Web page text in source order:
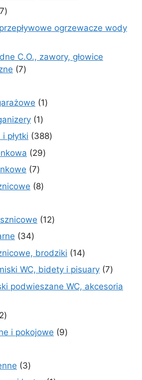
17
produktów
ogrzewacze wody
C.O., zawory, głowice
77
11
11
produkt
płytki 388388
2929
77
produktów
88
1212
3434
produkty
brodziki 1414
produktów
WC, bidety i pisuary 77
podwieszane WC, akcesoria
12
produktów
i pokojowe 99
33
produkty